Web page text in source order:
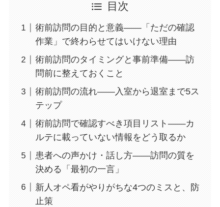
目次
術前訪問の目的と意義——「ただの確認
作業」で終わらせてはいけない理由
術前訪問のタイミングと事前準備——訪
問前に整えておくこと
術前訪問の流れ——入室から退室まで5ス
テップ
術前訪問で確認すべき項目リスト——カ
ルテに載っていない情報をどう取るか
患者への声かけ・話し方——訪問の質を
決める「最初の一言」
新人オペ看がやりがちな4つのミスと、防
止策